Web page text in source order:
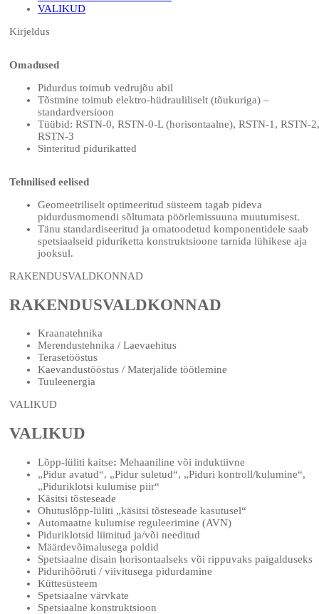
VALIKUD
Kirjeldus
Omadused
Pidurdus toimub vedrujõu abil
Tõstmine toimub elektro-hüdrauliliselt (tõukuriga) –
standardversioon
Tüübid: RSTN-0, RSTN-0-L (horisontaalne), RSTN-1, RSTN-2,
RSTN-3
Sinteritud pidurikatted
Tehnilised eelised
Geomeetriliselt optimeeritud süsteem tagab pideva
pidurdusmomendi sõltumata pöörlemissuuna muutumisest.
Tänu standardiseeritud ja omatoodetud komponentidele saab
spetsiaalseid piduriketta konstruktsioone tarnida lühikese aja
jooksul.
RAKENDUSVALDKONNAD
RAKENDUSVALDKONNAD
Kraanatehnika
Merendustehnika / Laevaehitus
Terasetööstus
Kaevandustööstus / Materjalide töötlemine
Tuuleenergia
VALIKUD
VALIKUD
Lõpp-lüliti kaitse: Mehaaniline või induktiivne
„Pidur avatud“, „Pidur suletud“, „Piduri kontroll/kulumine“,
„Piduriklotsi kulumise piir“
Käsitsi tõsteseade
Ohutuslõpp-lüliti „käsitsi tõsteseade kasutusel“
Automaatne kulumise reguleerimine (AVN)
Piduriklotsid liimitud ja/või needitud
Määrdevõimalusega poldid
Spetsiaalne disain horisontaalseks või rippuvaks paigalduseks
Pidurihõõruti / viivitusega pidurdamine
Küttesüsteem
Spetsiaalne värvkate
Spetsiaalne konstruktsioon